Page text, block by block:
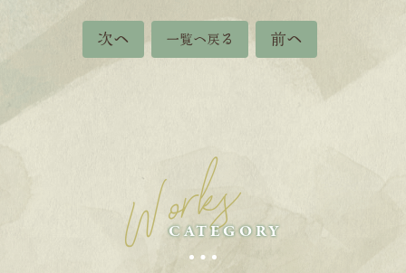
次へ 一覧へ戻る 前へ
Works
CATEGORY